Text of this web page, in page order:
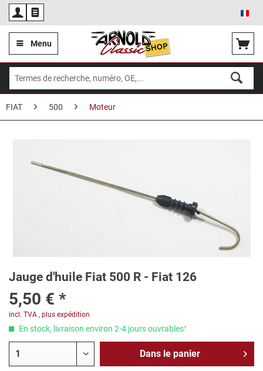
Menu
FIAT 500 Moteur
Jauge d'huile Fiat 500 R - Fiat 126
5,50 € *
incl. TVA , plus expédition
En stock, livraison environ 2-4 jours ouvrables¹
Dans le panier